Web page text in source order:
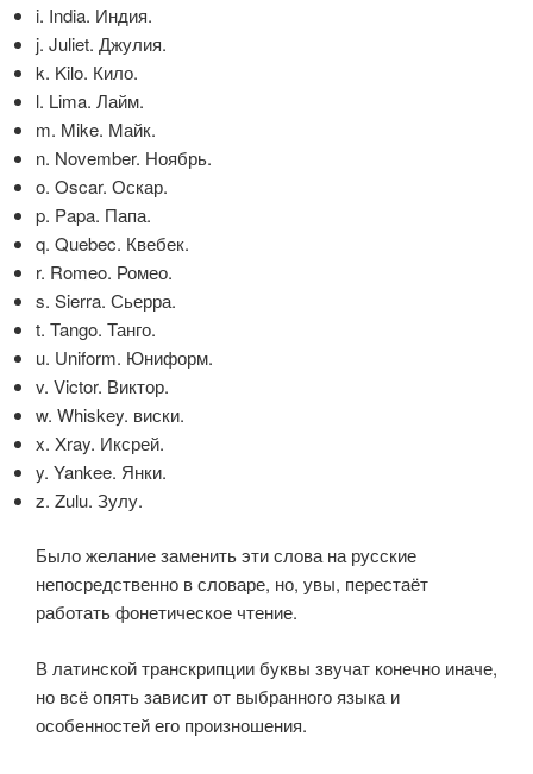
i. India. Индия.
j. Juliet. Джулия.
k. Kilo. Кило.
l. Lima. Лайм.
m. Mike. Майк.
n. November. Ноябрь.
o. Oscar. Оскар.
p. Papa. Папа.
q. Quebec. Квебек.
r. Romeo. Ромео.
s. Sierra. Сьерра.
t. Tango. Танго.
u. Uniform. Юниформ.
v. Victor. Виктор.
w. Whiskey. виски.
x. Xray. Иксрей.
y. Yankee. Янки.
z. Zulu. Зулу.
Было желание заменить эти слова на русские
непосредственно в словаре, но, увы, перестаёт
работать фонетическое чтение.
В латинской транскрипции буквы звучат конечно иначе,
но всё опять зависит от выбранного языка и
особенностей его произношения.